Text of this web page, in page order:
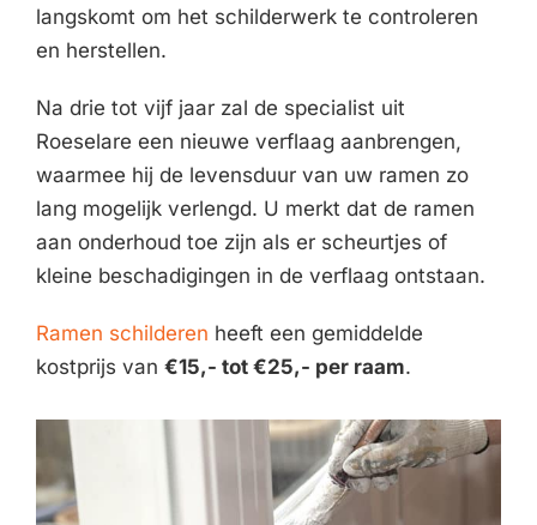
langskomt om het schilderwerk te controleren
en herstellen.
Na drie tot vijf jaar zal de specialist uit
Roeselare een nieuwe verflaag aanbrengen,
waarmee hij de levensduur van uw ramen zo
lang mogelijk verlengd. U merkt dat de ramen
aan onderhoud toe zijn als er scheurtjes of
kleine beschadigingen in de verflaag ontstaan.
Ramen schilderen heeft een gemiddelde
kostprijs van €15,- tot €25,- per raam.